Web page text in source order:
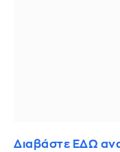
Διαβάστε ΕΔΩ